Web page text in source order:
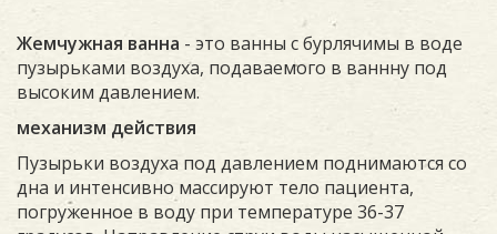
Жемчужная ванна - это ванны с бурлячимы в воде
пузырьками воздуха, подаваемого в ваннну под
высоким давлением.
механизм действия
Пузырьки воздуха под давлением поднимаются со
дна и интенсивно массируют тело пациента,
погруженное в воду при температуре 36-37